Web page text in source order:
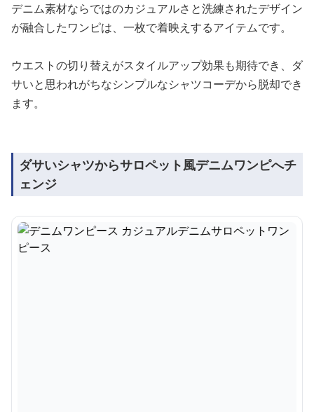
デニム素材ならではのカジュアルさと洗練されたデザイン
が融合したワンピは、一枚で着映えするアイテムです。
ウエストの切り替えがスタイルアップ効果も期待でき、ダ
サいと思われがちなシンプルなシャツコーデから脱却でき
ます。
ダサいシャツからサロペット風デニムワンピへチ
ェンジ